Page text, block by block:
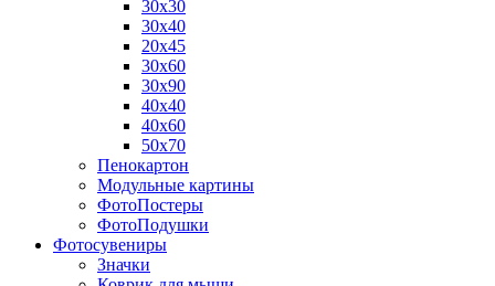
30х30
30х40
20х45
30х60
30х90
40х40
40х60
50х70
Пенокартон
Модульные картины
ФотоПостеры
ФотоПодушки
Фотоcувениры
Значки